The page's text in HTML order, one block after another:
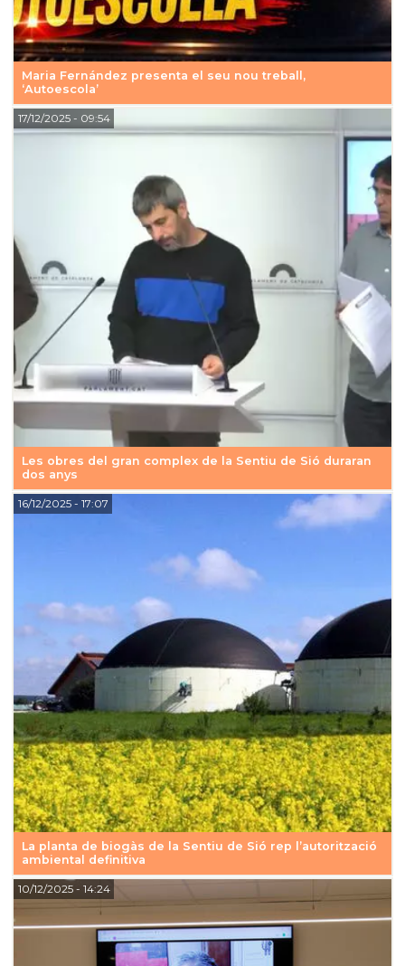
Maria Fernández presenta el seu nou treball,
‘Autoescola’
Les obres del gran complex de la Sentiu de Sió duraran
dos anys
17/12/2025- 09:54
La planta de biogàs de la Sentiu de Sió rep l’autorització
ambiental definitiva
16/12/2025- 17:07
10/12/2025- 14:24